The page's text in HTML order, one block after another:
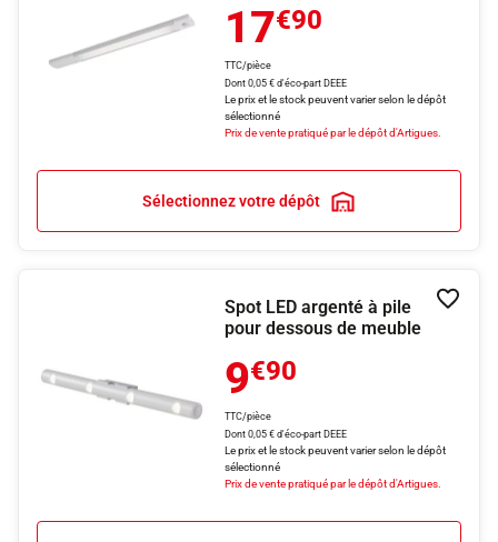
17€90
TTC/pièce
Dont 0,05 € d'éco-part DEEE
Le prix et le stock peuvent varier selon le dépôt
sélectionné
Prix de vente pratiqué par le dépôt d'Artigues.
Sélectionnez votre dépôt
Spot LED argenté à pile
pour dessous de meuble
9€90
TTC/pièce
Dont 0,05 € d'éco-part DEEE
Le prix et le stock peuvent varier selon le dépôt
sélectionné
Prix de vente pratiqué par le dépôt d'Artigues.